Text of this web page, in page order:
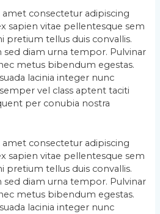
consectetur adipiscing
sapien vitae pellentesque sem
pretium tellus duis convallis.
sed diam urna tempor. Pulvinar
metus bibendum egestas.
lacinia integer nunc
vel class aptent taciti
per conubia nostra
consectetur adipiscing
sapien vitae pellentesque sem
pretium tellus duis convallis.
sed diam urna tempor. Pulvinar
metus bibendum egestas.
lacinia integer nunc